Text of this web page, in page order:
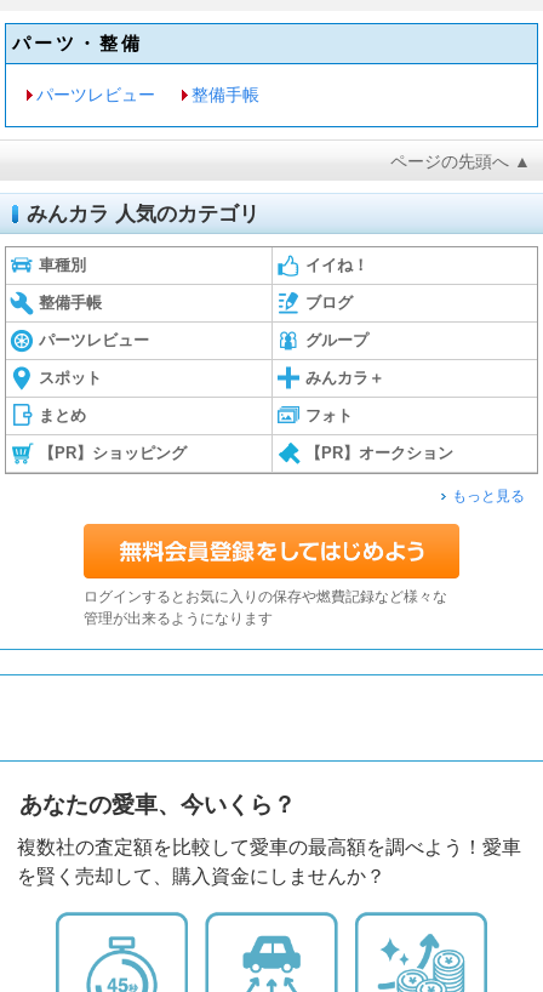
パーツ・整備
パーツレビュー 整備手帳
ページの先頭へ ▲
みんカラ 人気のカテゴリ
車種別 イイね！
整備手帳 ブログ
パーツレビュー グループ
スポット みんカラ＋
まとめ フォト
【PR】ショッピング 【PR】オークション
もっと見る
ログインするとお気に入りの保存や燃費記録など様々な
管理が出来るようになります
あなたの愛車、今いくら？
複数社の査定額を比較して愛車の最高額を調べよう！愛車
を賢く売却して、購入資金にしませんか？